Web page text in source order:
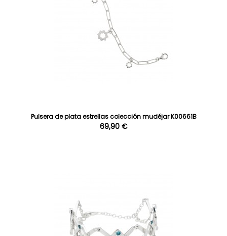
Pulsera de plata estrellas colección mudéjar K00661B
69,90 €